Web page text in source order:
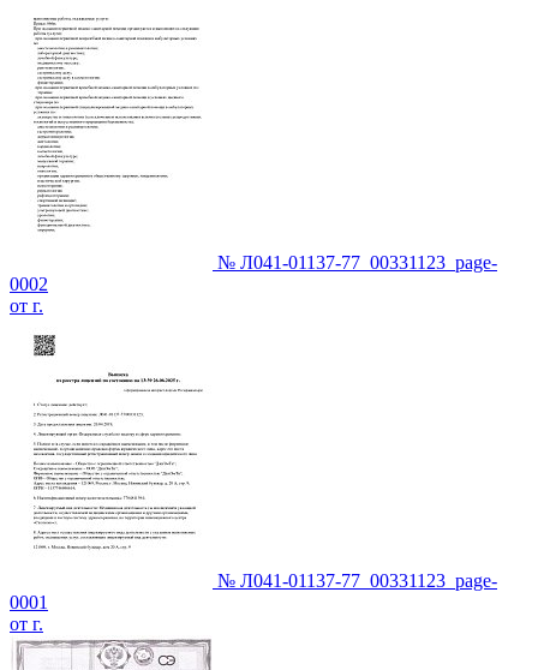
№ Л041-01137-77_00331123_page-
0002
от г.
№ Л041-01137-77_00331123_page-
0001
от г.